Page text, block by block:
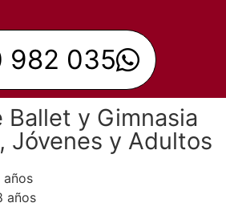
982 035
Ballet y Gimnasia
Jóvenes y Adultos
años